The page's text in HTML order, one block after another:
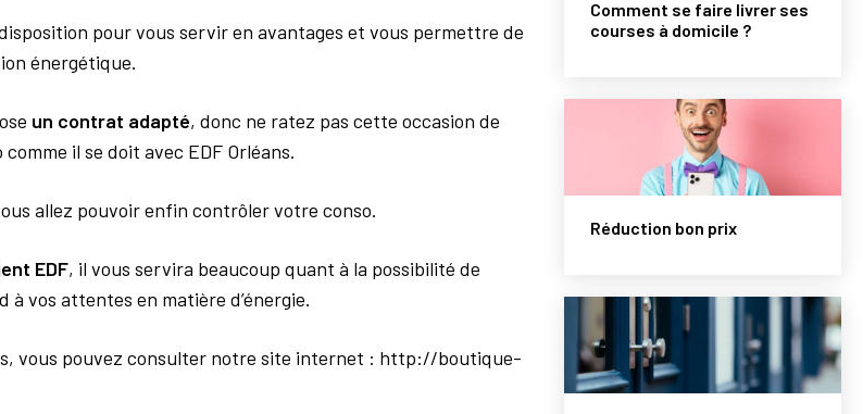
pour vous servir en avantages et vous permettre de
énergétique.
un contrat adapté, donc ne ratez pas cette occasion de
il se doit avec EDF Orléans.
allez pouvoir enfin contrôler votre conso.
EDF, il vous servira beaucoup quant à la possibilité de
vos attentes en matière d’énergie.
vous pouvez consulter notre site internet : http://boutique-
Comment se faire livrer ses
courses à domicile ?
Réduction bon prix